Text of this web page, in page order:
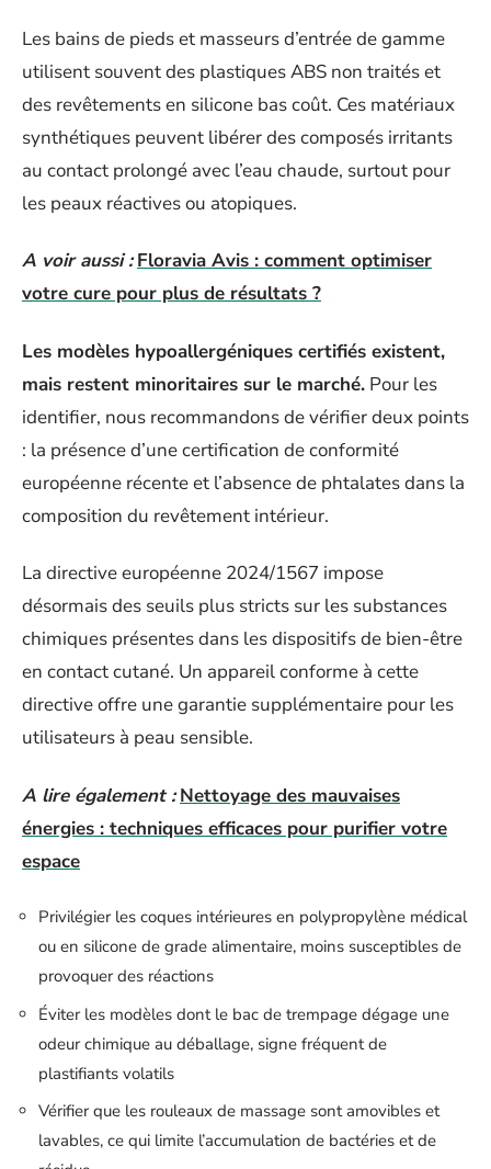
Les bains de pieds et masseurs d’entrée de gamme
utilisent souvent des plastiques ABS non traités et
des revêtements en silicone bas coût. Ces matériaux
synthétiques peuvent libérer des composés irritants
au contact prolongé avec l’eau chaude, surtout pour
les peaux réactives ou atopiques.
A voir aussi : Floravia Avis : comment optimiser
votre cure pour plus de résultats ?
Les modèles hypoallergéniques certifiés existent,
mais restent minoritaires sur le marché. Pour les
identifier, nous recommandons de vérifier deux points
: la présence d’une certification de conformité
européenne récente et l’absence de phtalates dans la
composition du revêtement intérieur.
La directive européenne 2024/1567 impose
désormais des seuils plus stricts sur les substances
chimiques présentes dans les dispositifs de bien-être
en contact cutané. Un appareil conforme à cette
directive offre une garantie supplémentaire pour les
utilisateurs à peau sensible.
A lire également : Nettoyage des mauvaises
énergies : techniques efficaces pour purifier votre
espace
Privilégier les coques intérieures en polypropylène médical
ou en silicone de grade alimentaire, moins susceptibles de
provoquer des réactions
Éviter les modèles dont le bac de trempage dégage une
odeur chimique au déballage, signe fréquent de
plastifiants volatils
Vérifier que les rouleaux de massage sont amovibles et
lavables, ce qui limite l’accumulation de bactéries et de